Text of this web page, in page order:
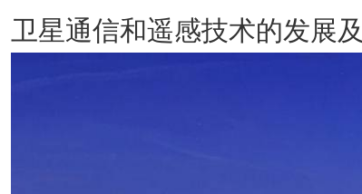
卫星通信和遥感技术的发展